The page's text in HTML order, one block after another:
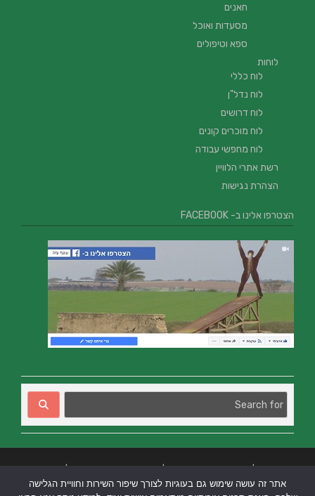
חאנים
מסעדות ואוכל
ספא וטיפולים
לוחות
לוח כללי
לוח נדל"ן
לוח דרושים
לוח מוכרים קונים
לוח מחפשי עבודה
רשת אתרי הלוויין
הצהרת נגישות
הצטרפו אלינו ב- FACEBOOK
בבאר שבע |
אתר זה עושה שימוש גם בעוגיות לצורך שיפור השירות וחוויית הגלישה